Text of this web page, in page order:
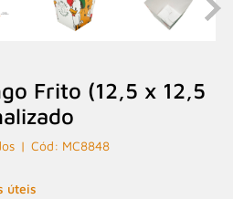
Frito (12,5 x 12,5
MC8848
úteis